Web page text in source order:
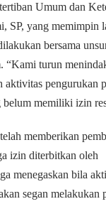
Umum dan
SP, yang memimpin
bersama
“Kami turun
aktivitas pengurukan
belum memiliki izin
memberikan
izin diterbitkan oleh
menegaskan bila
segan melakukan